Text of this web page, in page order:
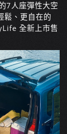
7人座彈性大空
鬆、更自在的
全新上市售